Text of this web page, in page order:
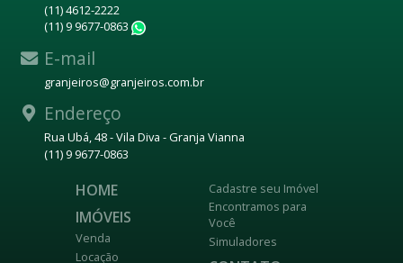
(11) 4612-2222
(11) 9 9677-0863
E-mail
granjeiros@granjeiros.com.br
Endereço
Rua Ubá, 48 - Vila Diva - Granja Vianna
(11) 9 9677-0863
HOME
IMÓVEIS
Venda
Locação
Cadastre seu Imóvel
Encontramos para
Você
Simuladores